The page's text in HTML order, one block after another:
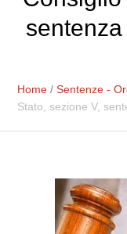
Home /Sentenze -
Stato, sezione V,